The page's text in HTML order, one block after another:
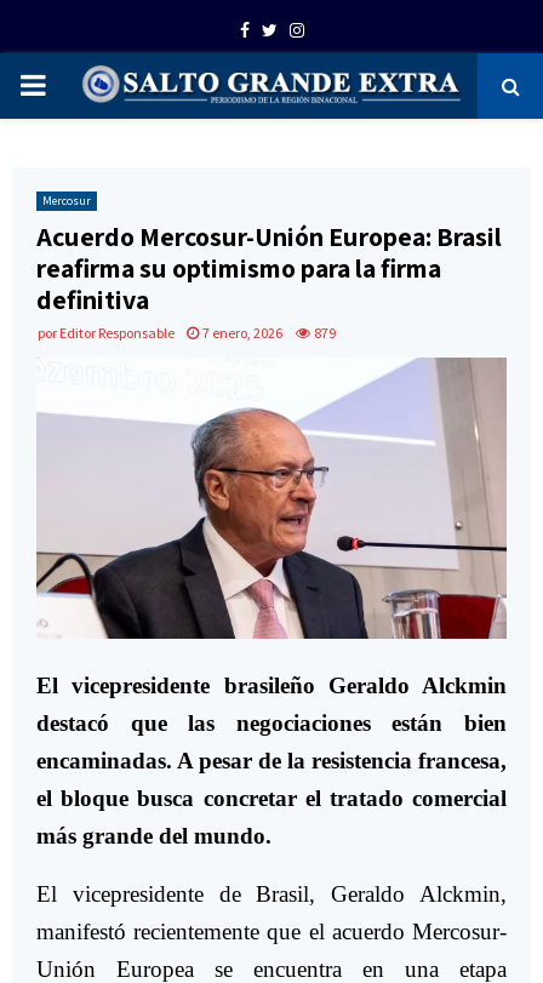
Facebook
TwitterInstagram
PRIMARY
Mercosur
Acuerdo Mercosur-Unión Europea: Brasil
reafirma su optimismo para la firma
definitiva
por Editor Responsable 7 enero, 2026 879
El vicepresidente brasileño Geraldo Alckmin
destacó que las negociaciones están bien
encaminadas. A pesar de la resistencia francesa,
el bloque busca concretar el tratado comercial
más grande del mundo.
El vicepresidente de Brasil, Geraldo Alckmin,
manifestó recientemente que el acuerdo Mercosur-
Unión Europea se encuentra en una etapa